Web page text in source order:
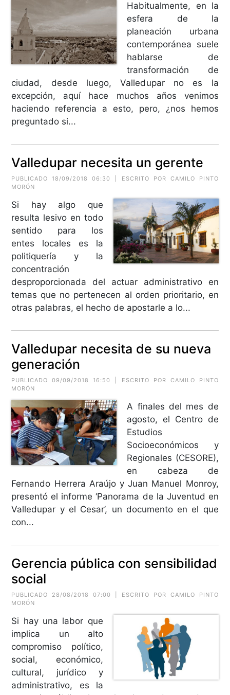
Habitualmente, en la
esfera de la
planeación urbana
contemporánea suele
hablarse de
transformación de
ciudad, desde luego, Valledupar no es la
excepción, aquí hace muchos años venimos
haciendo referencia a esto, pero, ¿nos hemos
preguntado si...
Valledupar necesita un gerente
PUBLICADO 18/09/2018 06:30 | ESCRITO POR CAMILO PINTO
MORÓN
Si hay algo que
resulta lesivo en todo
sentido para los
entes locales es la
politiquería y la
concentración
desproporcionada del actuar administrativo en
temas que no pertenecen al orden prioritario, en
otras palabras, el hecho de apostarle a lo...
Valledupar necesita de su nueva
generación
PUBLICADO 09/09/2018 16:50 | ESCRITO POR CAMILO PINTO
MORÓN
A finales del mes de
agosto, el Centro de
Estudios
Socioeconómicos y
Regionales (CESORE),
en cabeza de
Fernando Herrera Araújo y Juan Manuel Monroy,
presentó el informe ‘Panorama de la Juventud en
Valledupar y el Cesar’, un documento en el que
con...
Gerencia pública con sensibilidad
social
PUBLICADO 28/08/2018 07:00 | ESCRITO POR CAMILO PINTO
MORÓN
Si hay una labor que
implica un alto
compromiso político,
social, económico,
cultural, jurídico y
administrativo, es la